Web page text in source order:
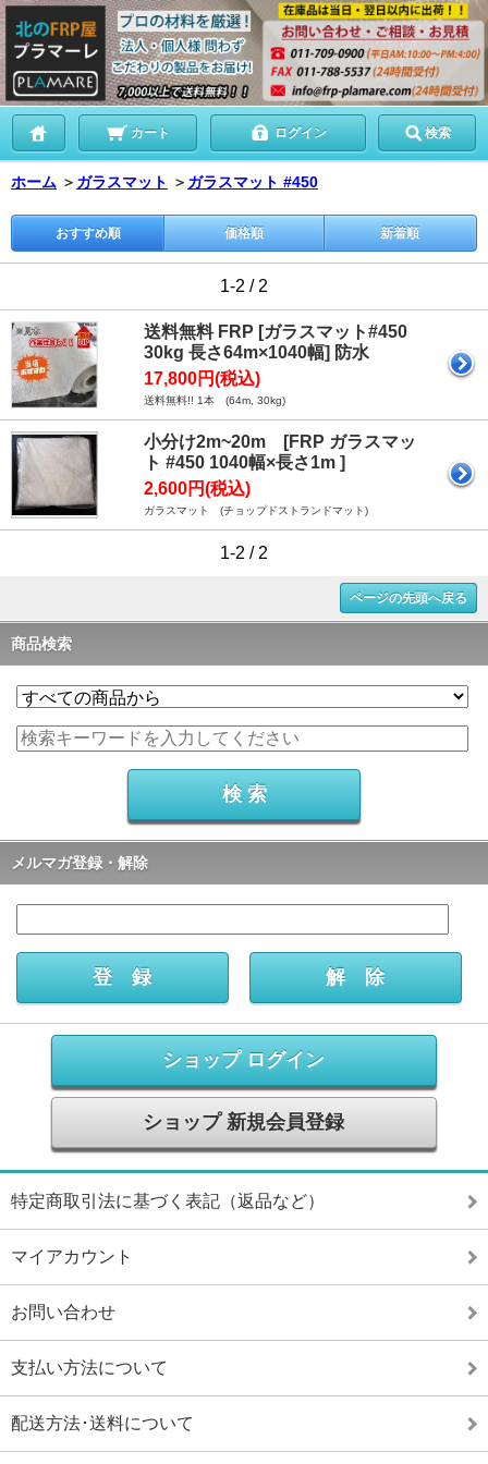
カート ログイン 検索
ホーム ＞ ガラスマット ＞ ガラスマット #450
おすすめ順 価格順 新着順
1-2 / 2
送料無料 FRP [ガラスマット#450
30kg 長さ64m×1040幅] 防水
17,800円(税込)
送料無料!! 1本 (64m, 30kg)
小分け2m~20m [FRP ガラスマッ
ト #450 1040幅×長さ1m ]
2,600円(税込)
ガラスマット (チョップドストランドマット)
1-2 / 2
ページの先頭へ戻る
商品検索
メルマガ登録・解除
ショップ ログイン
ショップ 新規会員登録
特定商取引法に基づく表記（返品など）
マイアカウント
お問い合わせ
支払い方法について
配送方法･送料について